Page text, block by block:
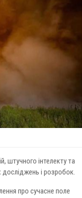
штучного інтелекту та
і розробок.
про сучасне поле